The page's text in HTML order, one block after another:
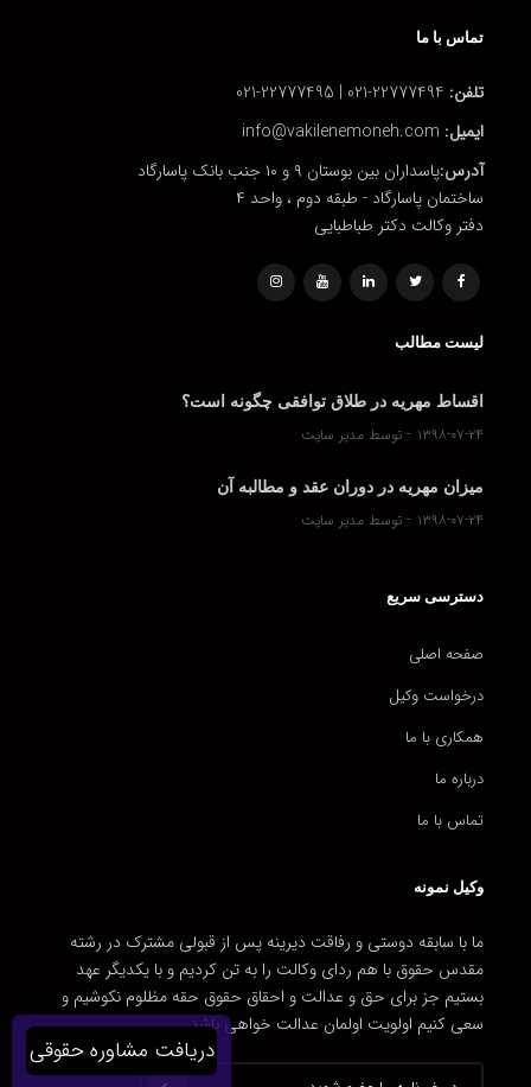
تماس با ما
تلفن:
ایمیل:
آدرس:پاسداران بین بوستان ۹ و ۱۰ جنب بانک پاسارگاد
ساختمان پاسارگاد - طبقه دوم ، واحد ۴
دفتر وکالت دکتر طباطبایی
لیست مطالب
اقساط مهریه در طلاق توافقی چگونه است؟
۱۳۹۸-۰۷-۲۴ توسط مدیر سایت
میزان مهریه در دوران عقد و مطالبه آن
۱۳۹۸-۰۷-۲۴ توسط مدیر سایت
دسترسی سریع
صفحه اصلی
درخواست وکیل
همکاری با ما
درباره ما
تماس با ما
وکیل نمونه
ما با سابقه دوستی و رفاقت دیرینه پس از قبولی مشترک در رشته
مقدس حقوق با هم ردای وکالت را به تن کردیم و با یکدیگر عهد
بستیم جز برای حق و عدالت و احقاق حقوق حقه مظلوم نکوشیم و
سعی کنیم اولویت اولمان عدالت خواهی باشد.
دریافت مشاوره حقوقی